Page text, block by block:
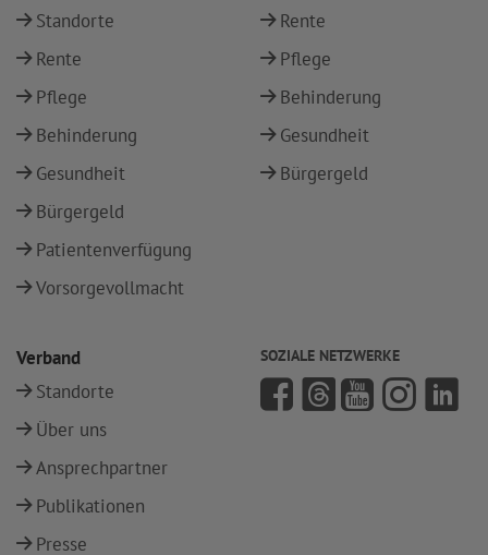
Standorte
Rente
Pflege
Behinderung
Gesundheit
Bürgergeld
Patientenverfügung
Vorsorgevollmacht
Rente
Pflege
Behinderung
Gesundheit
Bürgergeld
Verband
Standorte
Über uns
Ansprechpartner
Publikationen
Presse
SOZIALE NETZWERKE